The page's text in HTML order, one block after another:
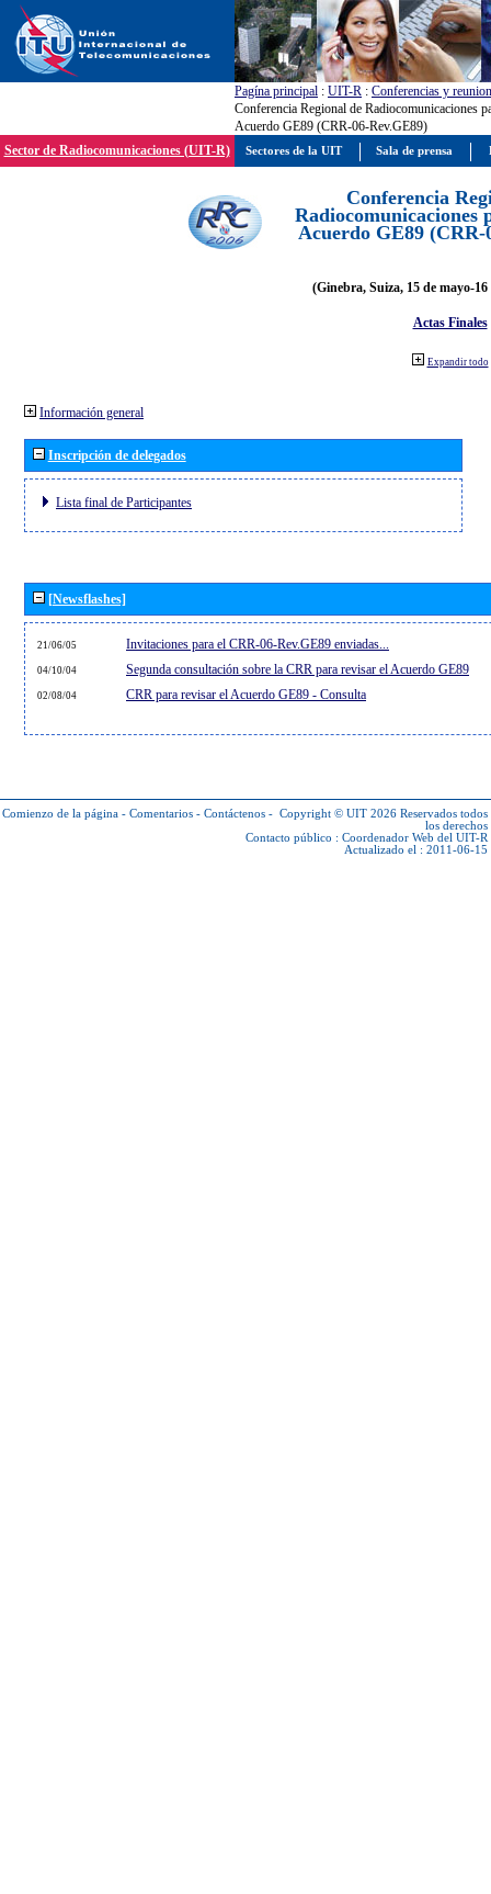
Pagína principal : UIT-R : Conferencias y
Conferencia Regional de Radiocomunicaciones
Acuerdo GE89 (CRR-06-Rev.GE89)
Sector de Radiocomunicaciones (UIT-R)
Conferencia
Radiocomunicaciones
Acuerdo GE89 (CRR-
(Ginebra, Suiza, 15 de mayo-
Actas Finales
Expandir todo
Información general
Inscripción de delegados
Lista final de Participantes
[Newsflashes]
21/06/05 Invitaciones para el CRR-06-Rev.GE89 enviadas...
04/10/04 Segunda consultación sobre la CRR para revisar el Acuerdo GE89
02/08/04 CRR para revisar el Acuerdo GE89 - Consulta
Comienzo de la página - Comentarios - Contáctenos - Copyright © UIT 2026 Reservados todos
los derechos
Contacto público : Coordenador Web del UIT-R
Actualizado el : 2011-06-15
Sectores de la UIT Sala de prensa